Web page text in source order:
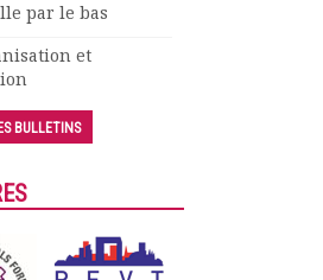
par le bas
et
BULLETINS